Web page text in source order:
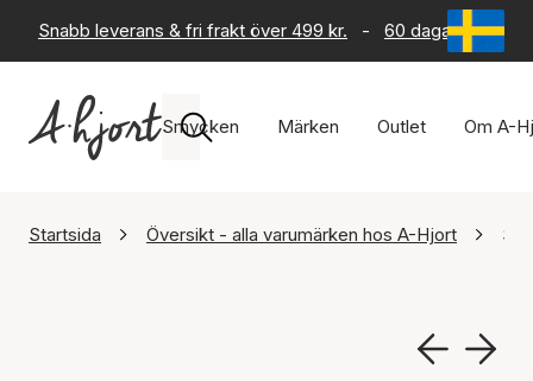
Snabb leverans & fri frakt över 499 kr. - 60 dagars
Smycken Märken Outlet Om A-
Startsida Översikt - alla varumärken hos A-Hjort